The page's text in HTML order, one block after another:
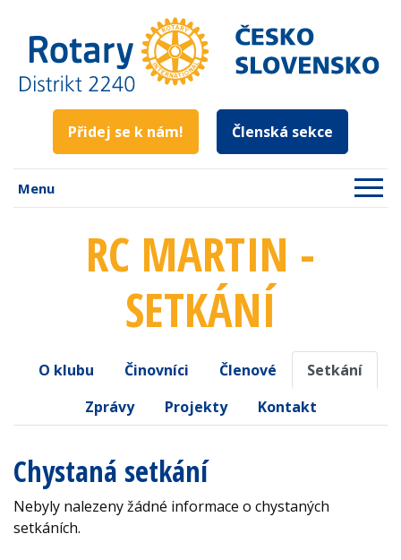
Přidej se k nám! Členská sekce
Menu
RC MARTIN -
SETKÁNÍ
O klubu Činovníci Členové
Setkání
Zprávy
Projekty Kontakt
Chystaná setkání
Nebyly nalezeny žádné informace o chystaných
setkáních.